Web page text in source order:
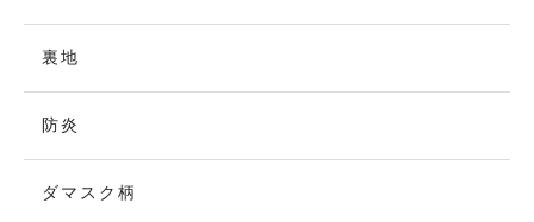
裏地
防炎
ダマスク柄